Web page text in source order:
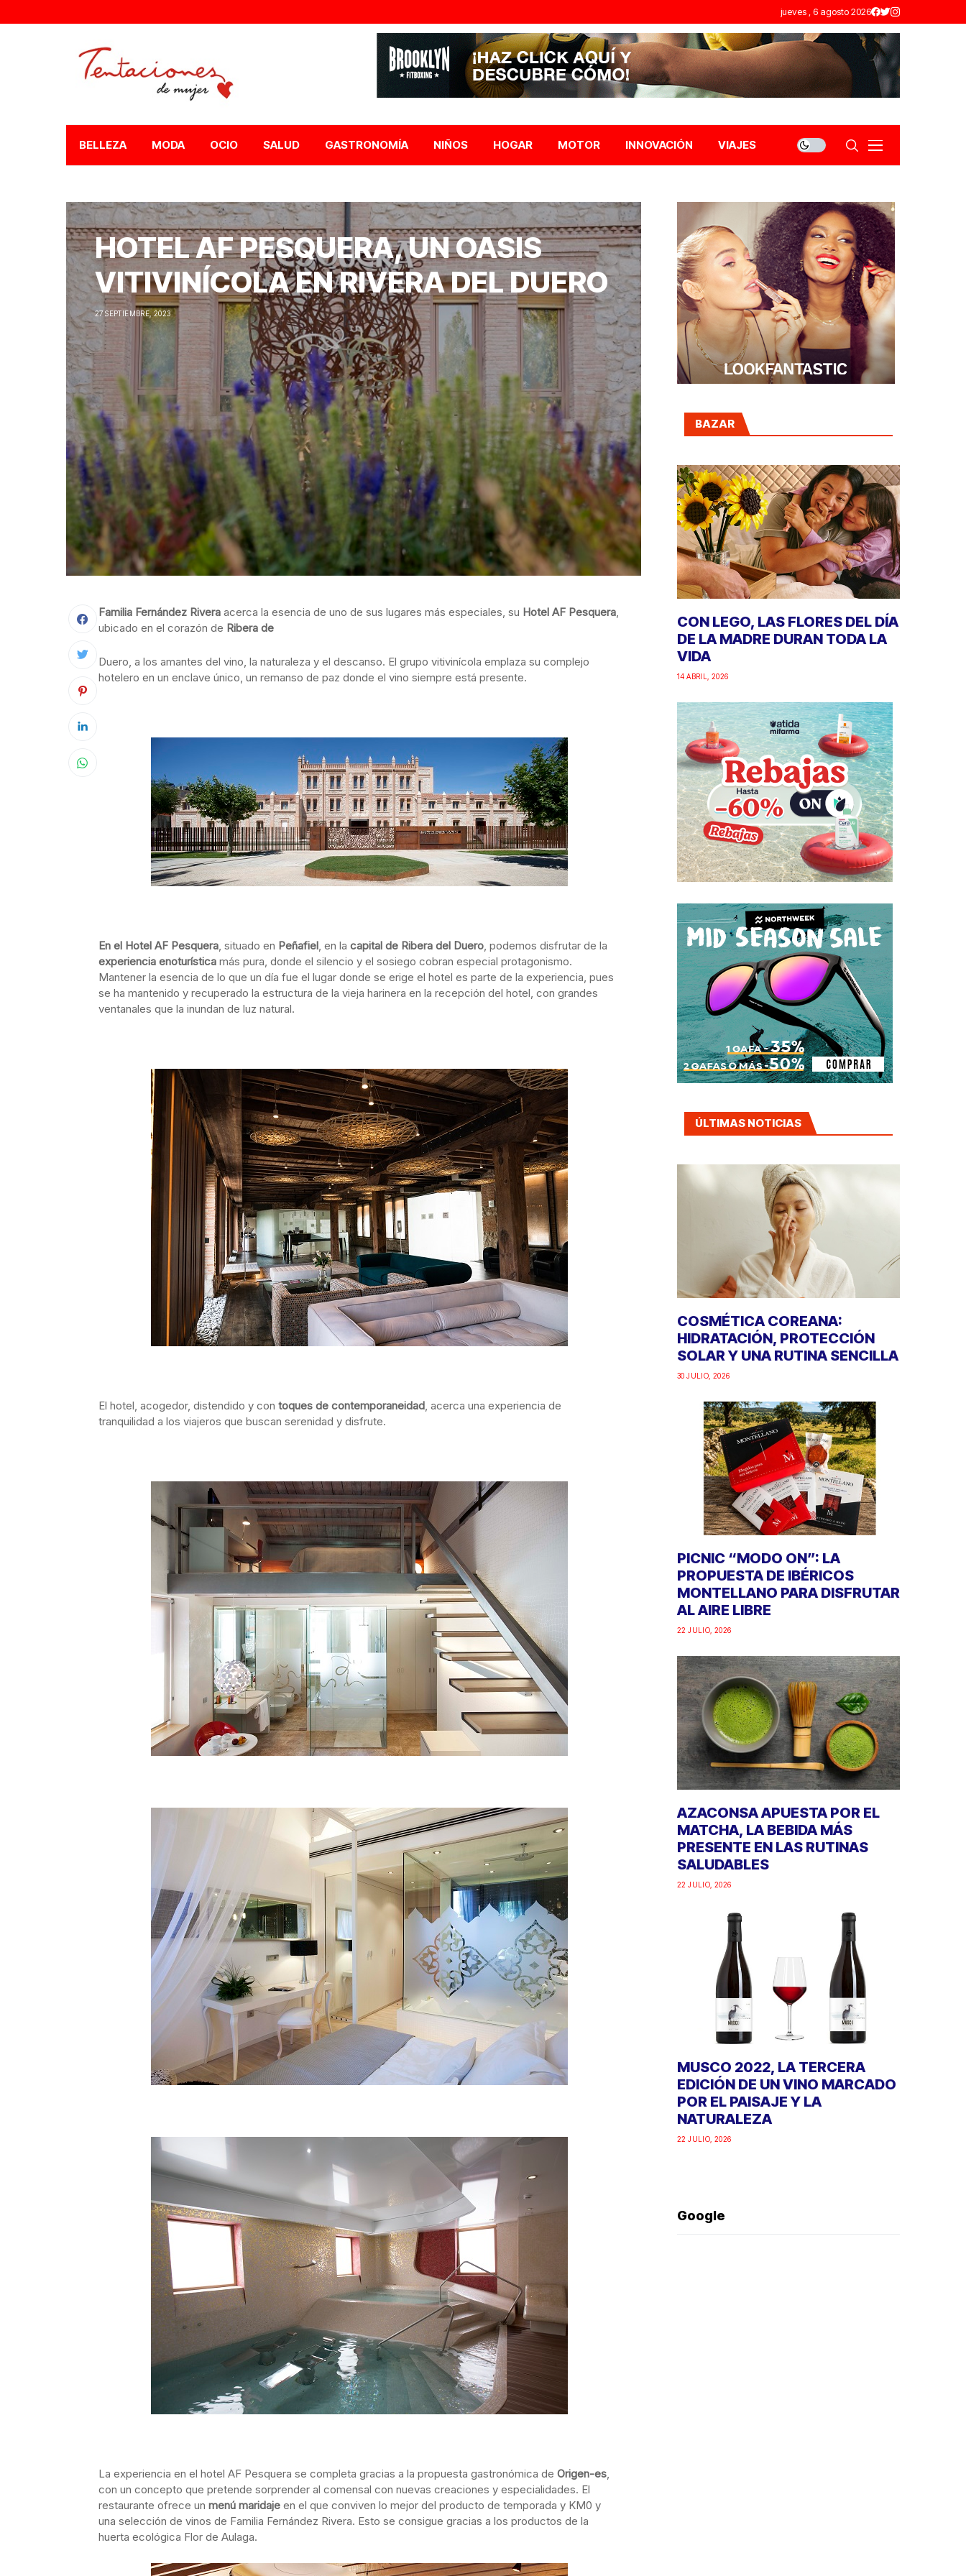
jueves , 6 agosto 2026
BELLEZA MODA OCIO SALUD GASTRONOMÍA NIÑOS HOGAR MOTOR INNOVACIÓN VIAJES
HOTEL AF PESQUERA, UN OASIS
VITIVINÍCOLA EN RIVERA DEL DUERO
27 SEPTIEMBRE, 2023
Familia Fernández Rivera acerca la esencia de uno de sus lugares más especiales, su Hotel AF Pesquera,
ubicado en el corazón de Ribera de
Duero, a los amantes del vino, la naturaleza y el descanso. El grupo vitivinícola emplaza su complejo
hotelero en un enclave único, un remanso de paz donde el vino siempre está presente.
En el Hotel AF Pesquera, situado en Peñafiel, en la capital de Ribera del Duero, podemos disfrutar de la
experiencia enoturística más pura, donde el silencio y el sosiego cobran especial protagonismo.
Mantener la esencia de lo que un día fue el lugar donde se erige el hotel es parte de la experiencia, pues
se ha mantenido y recuperado la estructura de la vieja harinera en la recepción del hotel, con grandes
ventanales que la inundan de luz natural.
El hotel, acogedor, distendido y con toques de contemporaneidad, acerca una experiencia de
tranquilidad a los viajeros que buscan serenidad y disfrute.
La experiencia en el hotel AF Pesquera se completa gracias a la propuesta gastronómica de Origen-es,
con un concepto que pretende sorprender al comensal con nuevas creaciones y especialidades. El
restaurante ofrece un menú maridaje en el que conviven lo mejor del producto de temporada y KM0 y
una selección de vinos de Familia Fernández Rivera. Esto se consigue gracias a los productos de la
huerta ecológica Flor de Aulaga.
BAZAR
CON LEGO, LAS FLORES DEL DÍA
DE LA MADRE DURAN TODA LA
VIDA
14 ABRIL, 2026
ÚLTIMAS NOTICIAS
COSMÉTICA COREANA:
HIDRATACIÓN, PROTECCIÓN
SOLAR Y UNA RUTINA SENCILLA
30 JULIO, 2026
PICNIC “MODO ON”: LA
PROPUESTA DE IBÉRICOS
MONTELLANO PARA DISFRUTAR
AL AIRE LIBRE
22 JULIO, 2026
AZACONSA APUESTA POR EL
MATCHA, LA BEBIDA MÁS
PRESENTE EN LAS RUTINAS
SALUDABLES
22 JULIO, 2026
MUSCO 2022, LA TERCERA
EDICIÓN DE UN VINO MARCADO
POR EL PAISAJE Y LA
NATURALEZA
22 JULIO, 2026
Google